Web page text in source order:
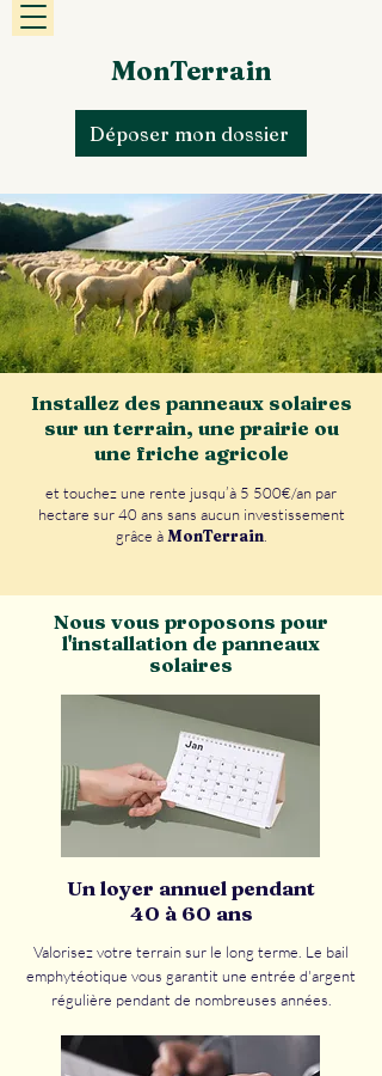
MonTerrain
Déposer mon dossier
Installez des panneaux solaires
sur un terrain, une prairie ou
une friche agricole
et touchez une rente jusqu’à 5 500€/an par
hectare sur 40 ans sans aucun investissement
grâce à MonTerrain.
Nous vous proposons pour
l'installation de panneaux
solaires
Un loyer annuel pendant
40 à 60 ans
Valorisez votre terrain sur le long terme. Le bail
emphytéotique vous garantit une entrée d'argent
régulière pendant de nombreuses années.